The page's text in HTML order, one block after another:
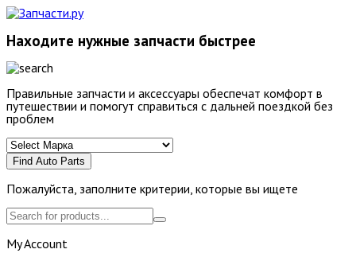
Находите нужные запчасти быстрее
Правильные запчасти и аксессуары обеспечат комфорт в
путешествии и помогут справиться с дальней поездкой без
проблем
Find Auto Parts
Пожалуйста, заполните критерии, которые вы ищете
My Account